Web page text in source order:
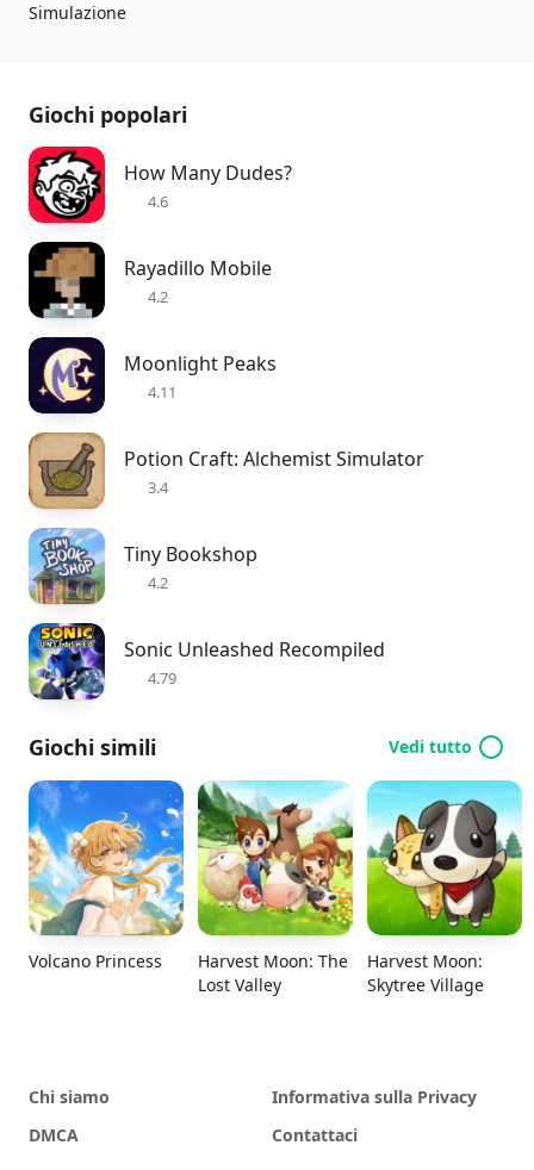
Simulazione
Giochi popolari
How Many Dudes?
4.6
Rayadillo Mobile
4.2
Moonlight Peaks
4.11
Potion Craft: Alchemist Simulator
3.4
Tiny Bookshop
4.2
Sonic Unleashed Recompiled
4.79
Giochi simili Vedi tutto
Volcano Princess
Harvest Moon: The
Lost Valley
Harvest Moon:
Skytree Village
Chi siamo
Informativa sulla Privacy
DMCA
Contattaci